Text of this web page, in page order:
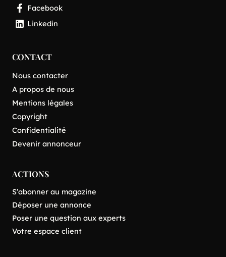
Facebook
Linkedin
CONTACT
Nous contacter
A propos de nous
Mentions légales
Copyright
Confidentialité
Devenir annonceur
ACTIONS
S’abonner au magazine
Déposer une annonce
Poser une question aux experts
Votre espace client